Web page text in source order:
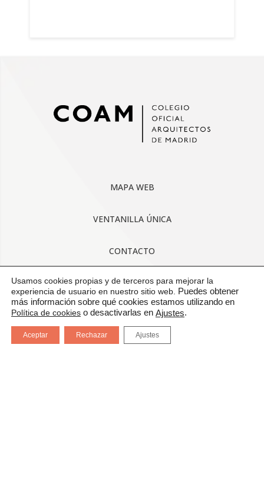
MAPA WEB
VENTANILLA ÚNICA
CONTACTO
AVISO LEGAL
CONDICIONES GENERALES DE USO
POLÍTICA DE CALIDAD
Usamos cookies propias y de terceros para mejorar la
experiencia de usuario en nuestro sitio web.
Puedes obtener
más información sobre qué cookies estamos utilizando en
Política de cookies o desactivarlas en Ajustes.
Aceptar Rechazar Ajustes